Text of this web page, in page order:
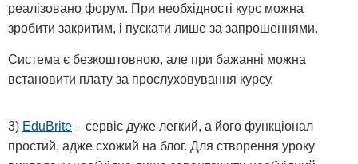
реалізовано форум. При необхідності курс можна
зробити закритим, і пускати лише за запрошеннями.
Система є безкоштовною, але при бажанні можна
встановити плату за прослуховування курсу.
3) EduBrite – сервіс дуже легкий, а його функціонал
простий, адже схожий на блог. Для створення уроку